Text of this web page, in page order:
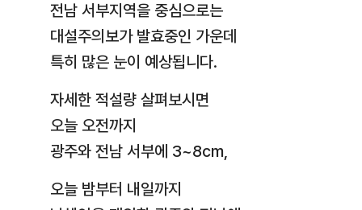
전남 서부지역을 중심으로는
대설주의보가 발효중인 가운데
특히 많은 눈이 예상됩니다.
자세한 적설량 살펴보시면
오늘 오전까지
광주와 전남 서부에 3~8cm,
오늘 밤부터 내일까지